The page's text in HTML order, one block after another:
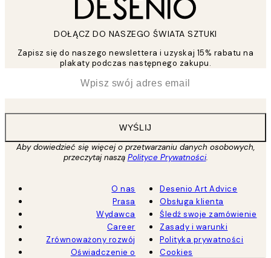
DOŁĄCZ DO NASZEGO ŚWIATA SZTUKI
Zapisz się do naszego newslettera i uzyskaj 15% rabatu na
plakaty podczas następnego zakupu.
WYŚLIJ
Aby dowiedzieć się więcej o przetwarzaniu danych osobowych,
przeczytaj naszą Polityce Prywatności.
O nas
Prasa
Wydawca
Career
Zrównoważony rozwój
Oświadczenie o
Desenio Art Advice
Obsługa klienta
Śledź swoje zamówienie
Zasady i warunki
Polityka prywatności
Cookies